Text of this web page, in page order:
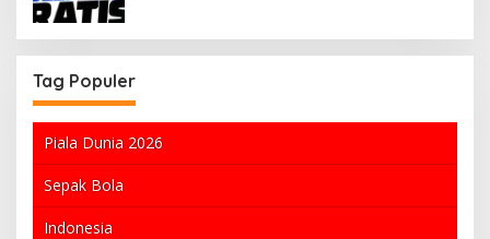
Tag Populer
Piala Dunia 2026
Sepak Bola
Indonesia